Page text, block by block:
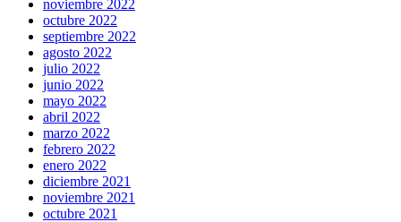
noviembre 2022
octubre 2022
septiembre 2022
agosto 2022
julio 2022
junio 2022
mayo 2022
abril 2022
marzo 2022
febrero 2022
enero 2022
diciembre 2021
noviembre 2021
octubre 2021